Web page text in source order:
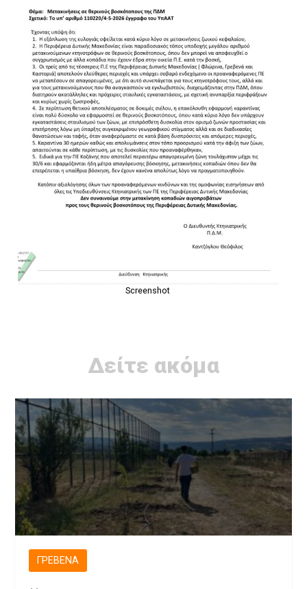
Screenshot
Δείτε ακόμα
ΓΡΕΒΕΝΆ